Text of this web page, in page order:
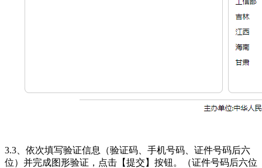
3.3、依次填写验证信息（验证码、手机号码、证件号码后六
位）并完成图形验证，点击【提交】按钮。（证件号码后六位